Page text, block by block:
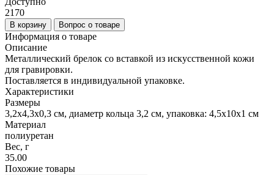
2170
В корзину Вопрос о товаре
Информация о товаре
Описание
Металлический брелок со вставкой из искусственной кожи
для гравировки.
Поставляется в индивидуальной упаковке.
Характеристики
Размеры
3,2x4,3x0,3 см, диаметр кольца 3,2 см, упаковка: 4,5x10x1 см
Материал
полиуретан
Вес, г
35.00
Похожие товары